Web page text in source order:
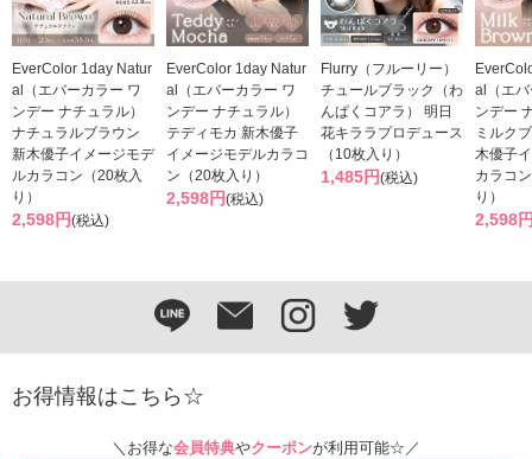
EverColor 1day Natur
al（エバーカラー ワ
ンデー ナチュラル）
ナチュラルブラウン
新木優子イメージモデ
ルカラコン（20枚入
り）
2,598円(税込)
EverColor 1day Natur
al（エバーカラー ワ
ンデー ナチュラル）
テディモカ 新木優子
イメージモデルカラコ
ン（20枚入り）
2,598円(税込)
Flurry（フルーリー）
チュールブラック（わ
んぱくコアラ） 明日
花キララプロデュース
（10枚入り）
1,485円(税込)
al（エ
ンデー
ミルク
木優子
カラコ
り）
2,598
お得情報はこちら☆
＼お得な会員特典やクーポンが利用可能☆／